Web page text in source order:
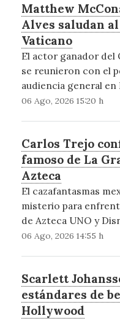
Matthew
Alves saludan
Vaticano
El actor ganador del
se reunieron con el
audiencia general en
06 Ago, 2026 15:20 h
Carlos Trejo
famoso de La
Azteca
El cazafantasmas
misterio para
de Azteca UNO y
06 Ago, 2026 14:55 h
Scarlett
estándares de
Hollywood